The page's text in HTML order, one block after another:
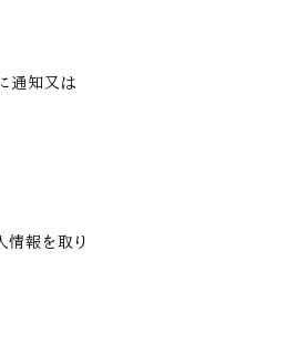
通知又は
情報を取り